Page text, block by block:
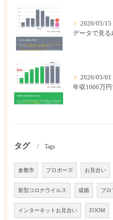
2026/05/15
データで見る
2026/05/01
タグ Tags
倉敷市 プロポーズ お見合い
新型コロナウイルス 成婚 プロ
インターネットお見合い ZOOM